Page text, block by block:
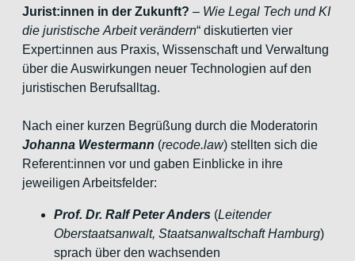
Jurist:innen in der Zukunft? – Wie Legal Tech und KI
die juristische Arbeit verändern“ diskutierten vier
Expert:innen aus Praxis, Wissenschaft und Verwaltung
über die Auswirkungen neuer Technologien auf den
juristischen Berufsalltag.
Nach einer kurzen Begrüßung durch die Moderatorin
Johanna Westermann (recode.law) stellten sich die
Referent:innen vor und gaben Einblicke in ihre
jeweiligen Arbeitsfelder:
Prof. Dr. Ralf Peter Anders (Leitender
Oberstaatsanwalt, Staatsanwaltschaft Hamburg)
sprach über den wachsenden